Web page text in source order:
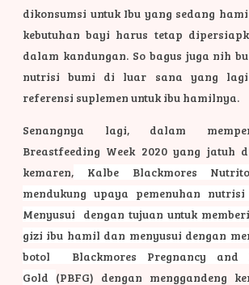
dikonsumsi untuk Ibu yang sedang
kebutuhan bayi harus tetap
dalam kandungan. So bagus juga nih
nutrisi bumi di luar sana yang
referensi suplemen untuk ibu hamilnya.
Senangnya lagi, dalam
Breastfeeding Week 2020 yang jatuh
kemaren,
Kalbe Blackmores
mendukung upaya pemenuhan
Menyusui dengan tujuan untuk
gizi ibu hamil dan menyusui dengan
botol Blackmores Pregnancy and
Gold (PBFG) dengan menggandeng